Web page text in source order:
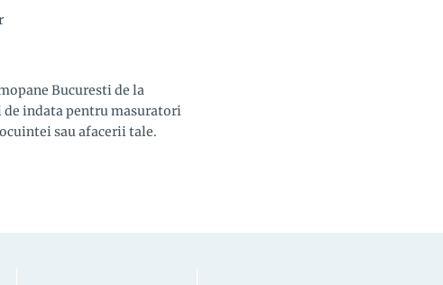
Bucuresti de la
de indata pentru masuratori
sau afacerii tale.